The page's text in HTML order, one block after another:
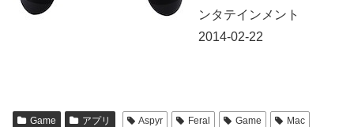
ンタテインメント
2014-02-22
Game アプリ Aspyr Feral Game
Mac